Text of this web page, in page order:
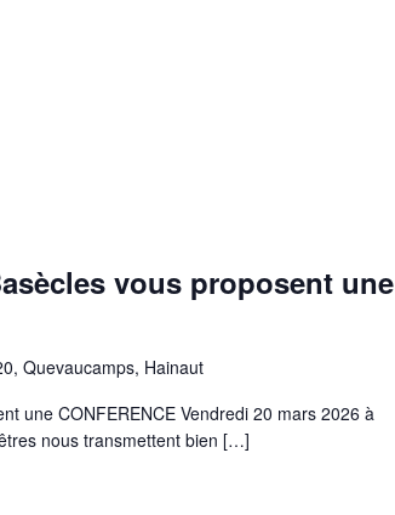
vous proposent une
Quevaucamps, Hainaut
une CONFERENCE Vendredi 20 mars 2026 à
nous transmettent bien […]